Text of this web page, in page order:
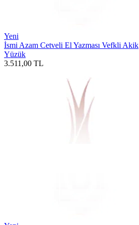
Yeni
İsmi Azam Cetveli El Yazması Vefkli Akik
Yüzük
3.511,00 TL